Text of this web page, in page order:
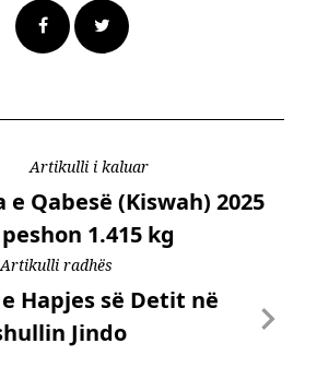
Artikulli i kaluar
e Qabesë (Kiswah) 2025
peshon 1.415 kg
Artikulli radhës
Hapjes së Detit në
Jindo